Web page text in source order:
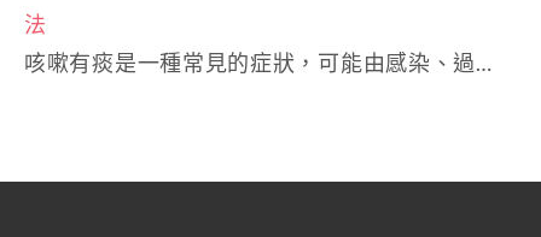
法
咳嗽有痰是一種常見的症狀，可能由感染、過…